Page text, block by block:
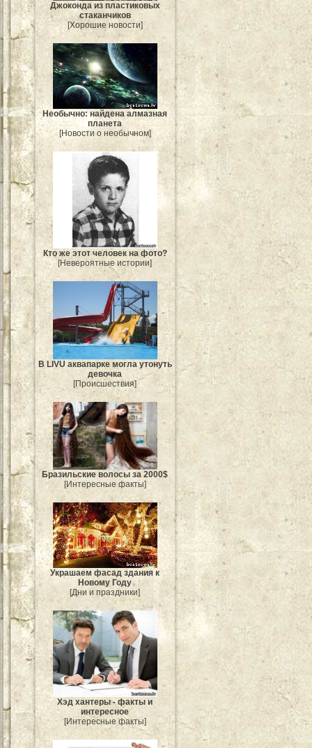
Джоконда из пластиковых
стаканчиков
[Хорошие новости]
Необычно: найдена алмазная
планета
[Новости о необычном]
Кто же этот человек на фото?
[Невероятные истории]
В LIVU аквапарке могла утонуть
девочка
[Происшествия]
Бразильские волосы за 2000$
[Интересные факты]
Украшаем фасад здания к
Новому Году
[Дни и праздники]
Хэд хантеры - факты и
интересное
[Интересные факты]